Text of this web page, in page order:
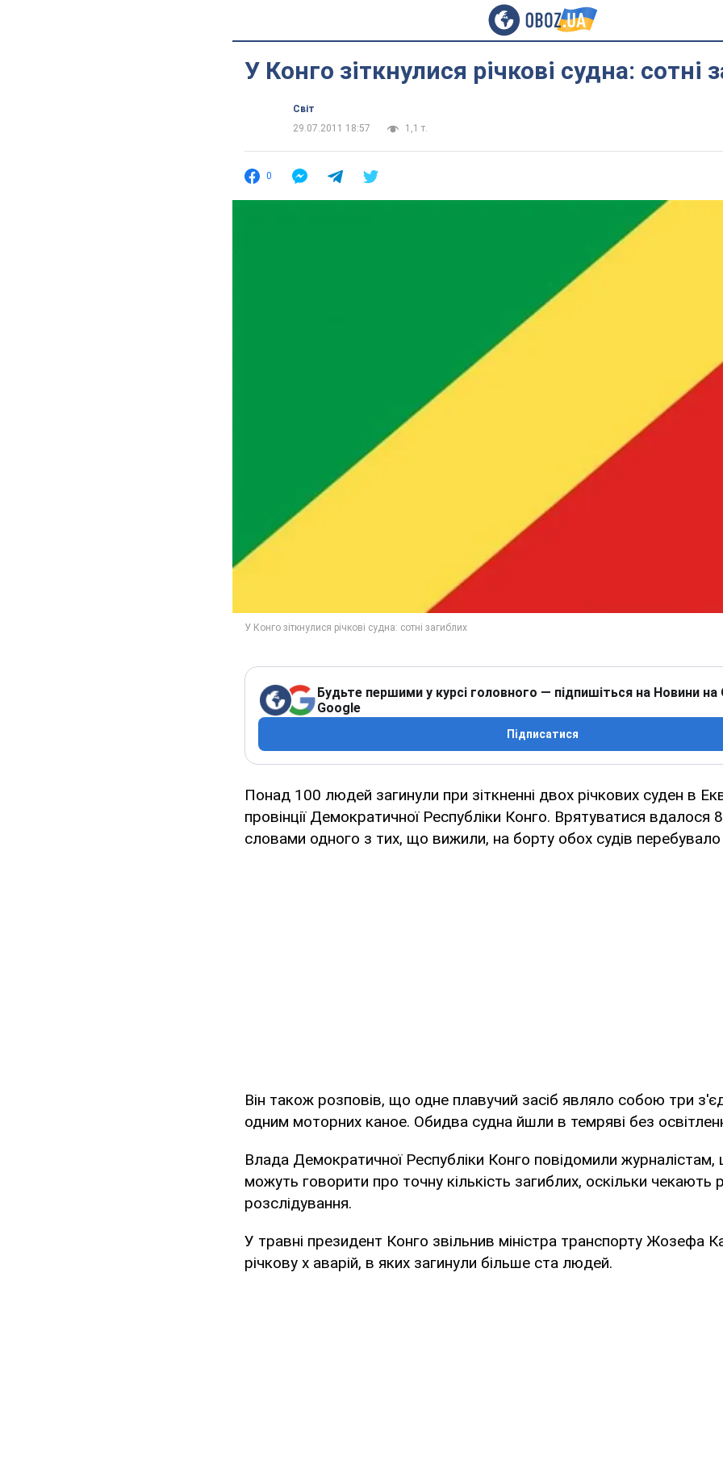
У Конго зіткнулися річкові судна: сотні
Світ
29.07.2011 18:57
1,1 т.
0
Будьте першими у курсі головного — підпишіться на Новини на
Google
Підписатися
Понад 100 людей загинули при зіткненні двох річкових суден в
провінції Демократичної Республіки Конго. Врятуватися
словами одного з тих, що вижили, на борту обох судів
Він також розповів, що одне плавучий засіб являло собою три
одним моторних каное. Обидва судна йшли в темряві без
Влада Демократичної Республіки Конго повідомили
можуть говорити про точну кількість загиблих, оскільки чекають
розслідування.
У травні президент Конго звільнив міністра транспорту Жозефа
річкову х аварій, в яких загинули більше ста людей.